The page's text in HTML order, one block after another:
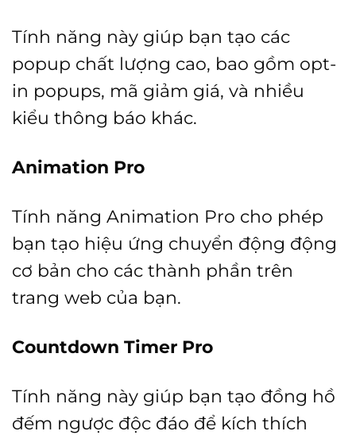
Tính năng này giúp bạn tạo các
popup chất lượng cao, bao gồm opt-
in popups, mã giảm giá, và nhiều
kiểu thông báo khác.
Animation Pro
Tính năng Animation Pro cho phép
bạn tạo hiệu ứng chuyển động động
cơ bản cho các thành phần trên
trang web của bạn.
Countdown Timer Pro
Tính năng này giúp bạn tạo đồng hồ
đếm ngược độc đáo để kích thích